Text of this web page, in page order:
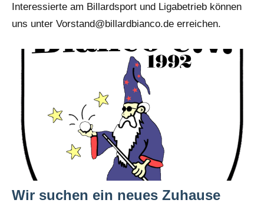
Interessierte am Billardsport und Ligabetrieb können
uns unter Vorstand@billardbianco.de erreichen.
Wir suchen ein neues Zuhause